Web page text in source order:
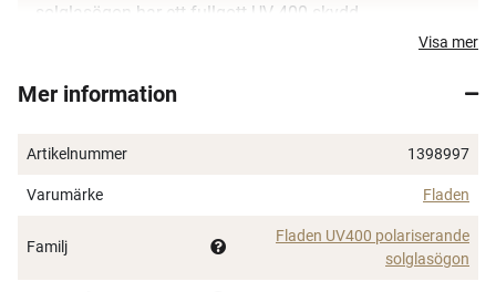
solglasögon har ett fullgott UV 400 skydd.
Polariserande solglasögon tar bort störande reflexer
som till exempel blänk från vatten, blöt asfalt, snö och
skidåkning och andra utomhusaktiviteter.
Båge: Polycarbonate
Linsmaterial: TAC Polarized
Linsfärg: Grå
Visa mer
Mer information
Artikelnummer 1398997
Varumärke Fladen
Familj
Fladen UV400 polariserande
solglasögon